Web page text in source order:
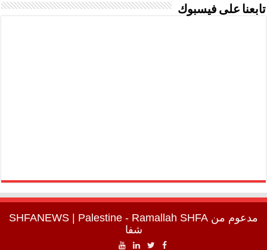
تابعنا على فيسبوك
مدعوم من SHFANEWS | Palestine - Ramallah SHFA
شفا